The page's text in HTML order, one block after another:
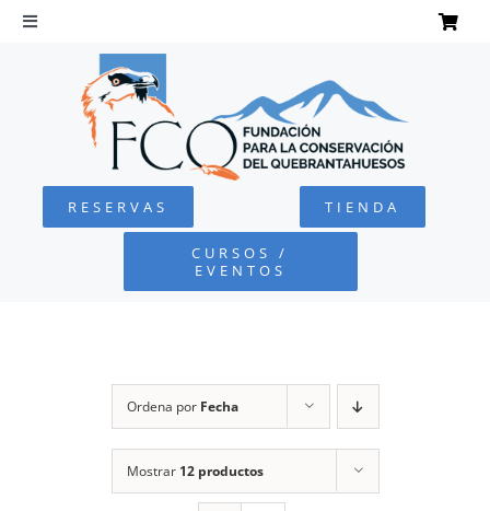
Saltar
Toggle
Navigation
QUEBRANTAHUESOS
FUNDACIÓN
RESERVAS TIENDA
CURSOS /
EVENTOS
Ordena por Fecha
Mostrar 12 productos